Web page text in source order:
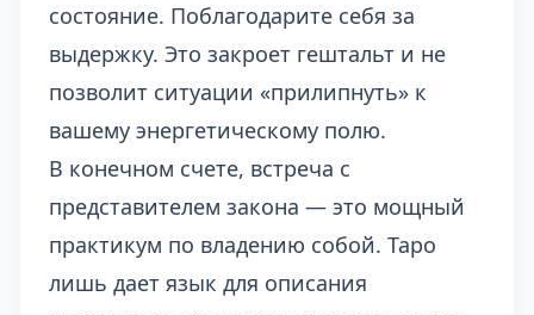
состояние. Поблагодарите себя за
выдержку. Это закроет гештальт и не
позволит ситуации «прилипнуть» к
вашему энергетическому полю.
В конечном счете, встреча с
представителем закона — это мощный
практикум по владению собой. Таро
лишь дает язык для описания